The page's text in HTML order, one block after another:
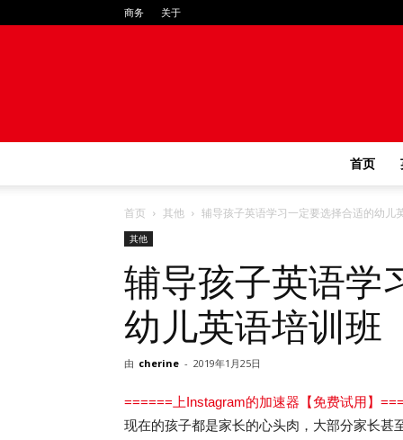
商务 关于
首页
首页 其他 辅导孩子英语学习一定要选择合适的幼儿
其他
辅导孩子英语学
幼儿英语培训班
由 cherine - 2019年1月25日
======上Instagram的加速器【免费试用】
现在的孩子都是家长的心头肉，大部分家长甚